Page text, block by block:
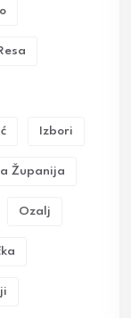
Izbori
Županija
Ozalj